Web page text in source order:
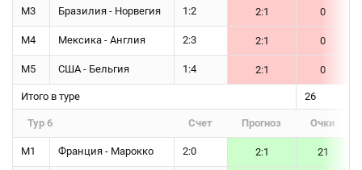
М3 Бразилия - Норвегия 1:2 2:1 0
М4 Мексика - Англия 2:3 2:1 0
М5 США - Бельгия 1:4 2:1 0
Итого в туре 26
Тур 6 Счет Прогноз Очки
М1 Франция - Марокко 2:0 2:1 21